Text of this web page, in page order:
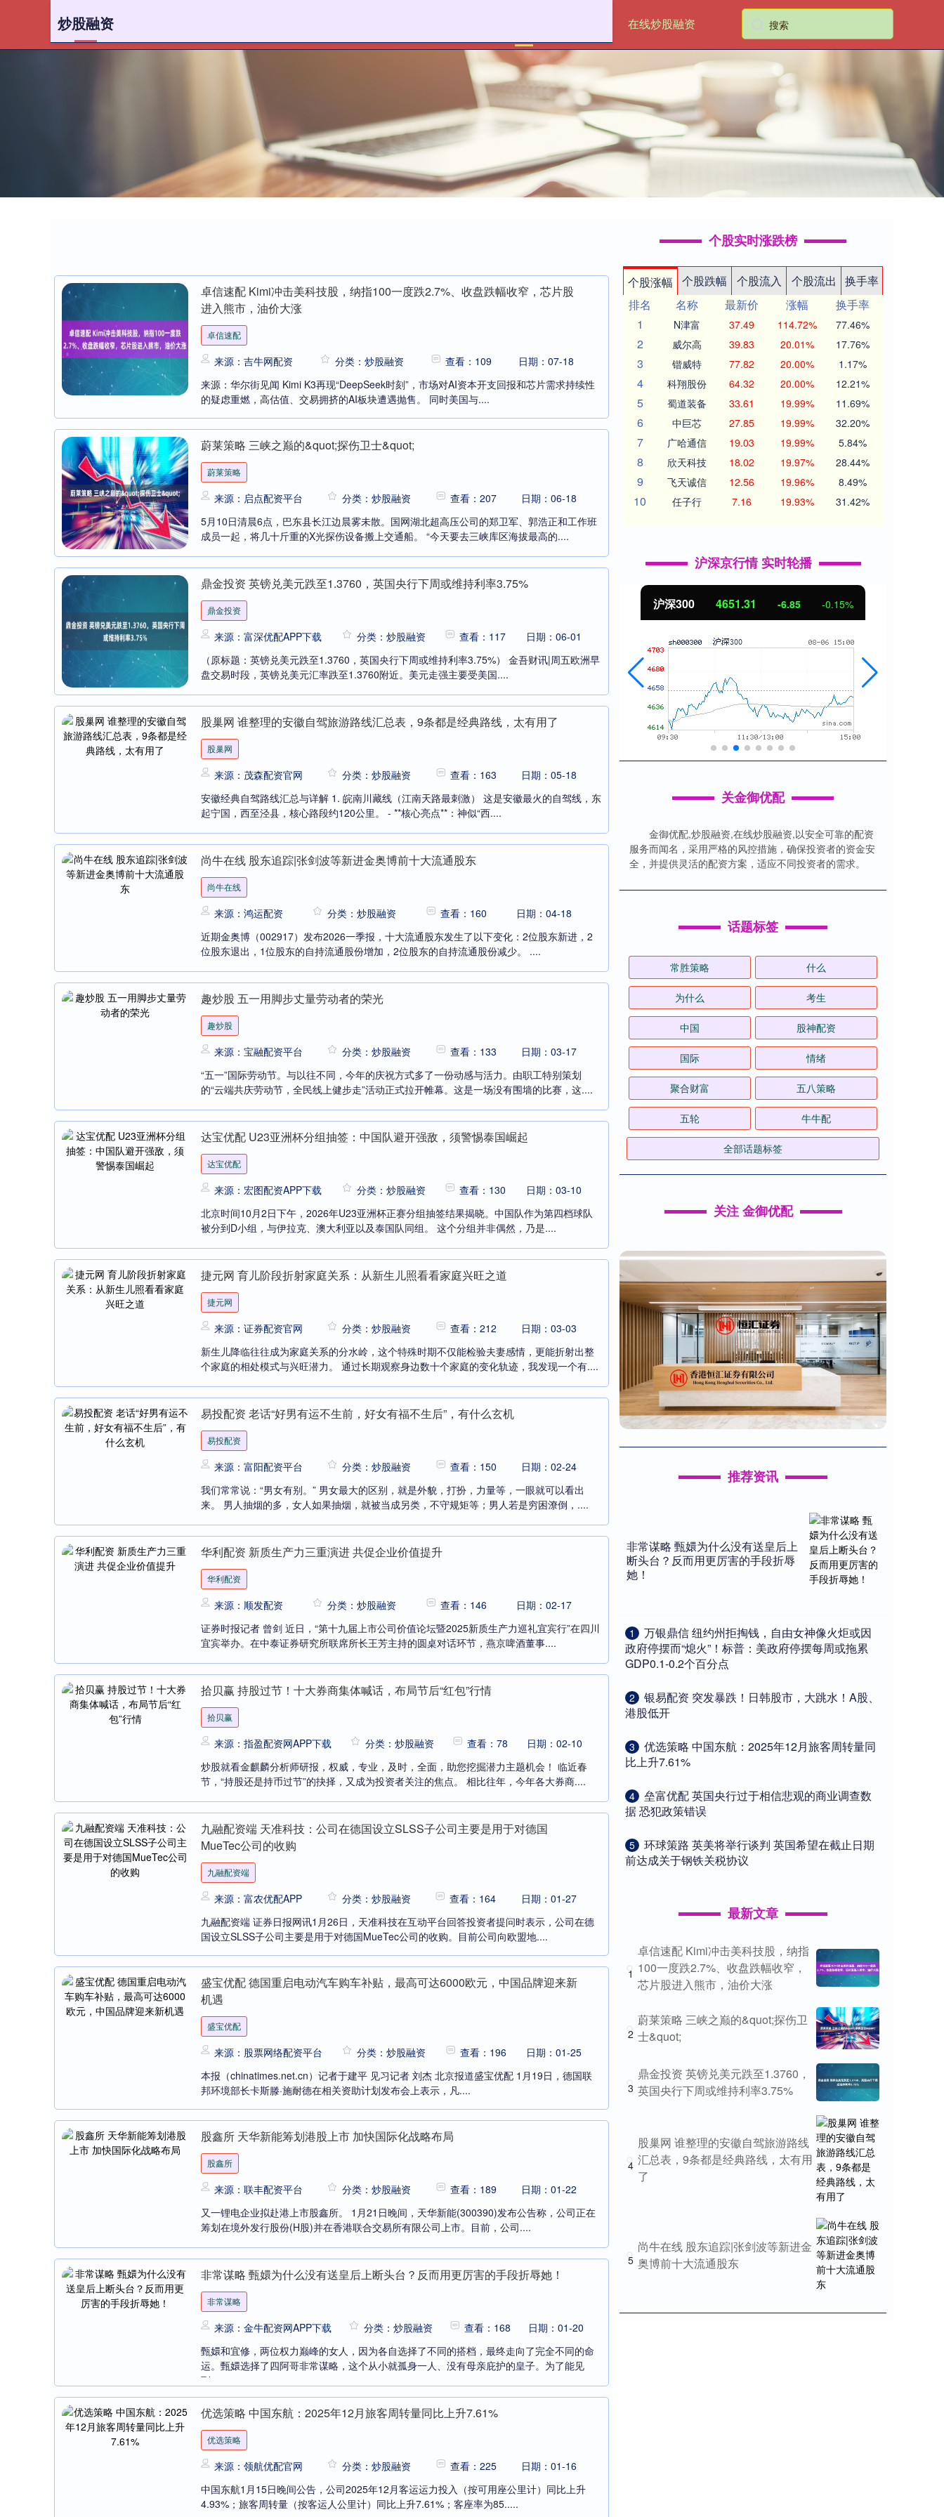
在线炒股融资
炒股融资
卓信速配 Kimi冲击美科技股，纳指100一度跌2.7%、收盘跌幅收窄，芯片股
进入熊市，油价大涨
卓信速配
来源：吉牛网配资 分类：炒股融资 查看：109
日期：07-18
来源：华尔街见闻 Kimi K3再现“DeepSeek时刻”，市场对AI资本开支回报和芯片需求持续性
的疑虑重燃，高估值、交易拥挤的AI板块遭遇抛售。 同时美国与....
蔚莱策略 三峡之巅的&quot;探伤卫士&quot;
蔚莱策略
来源：启点配资平台 分类：炒股融资 查看：207
日期：06-18
5月10日清晨6点，巴东县长江边晨雾未散。国网湖北超高压公司的郑卫军、郭浩正和工作班
成员一起，将几十斤重的X光探伤设备搬上交通船。 “今天要去三峡库区海拔最高的....
鼎金投资 英镑兑美元跌至1.3760，英国央行下周或维持利率3.75%
鼎金投资
来源：富深优配APP下载 分类：炒股融资 查看：117
日期：06-01
（原标题：英镑兑美元跌至1.3760，英国央行下周或维持利率3.75%） 金吾财讯|周五欧洲早
盘交易时段，英镑兑美元汇率跌至1.3760附近。美元走强主要受美国....
股巢网 谁整理的安徽自驾旅游路线汇总表，9条都是经典路线，太有用了
股巢网
来源：茂森配资官网 分类：炒股融资 查看：163
日期：05-18
安徽经典自驾路线汇总与详解 1. 皖南川藏线（江南天路最刺激） 这是安徽最火的自驾线，东
起宁国，西至泾县，核心路段约120公里。 - **核心亮点**：神似“西....
尚牛在线 股东追踪|张剑波等新进金奥博前十大流通股东
尚牛在线
来源：鸿运配资 分类：炒股融资 查看：160
日期：04-18
近期金奥博（002917）发布2026一季报，十大流通股东发生了以下变化：2位股东新进，2
位股东退出，1位股东的自持流通股份增加，2位股东的自持流通股份减少。 ....
趣炒股 五一用脚步丈量劳动者的荣光
趣炒股
来源：宝融配资平台 分类：炒股融资 查看：133
日期：03-17
“五一”国际劳动节。与以往不同，今年的庆祝方式多了一份动感与活力。由职工特别策划
的“云端共庆劳动节，全民线上健步走”活动正式拉开帷幕。这是一场没有围墙的比赛，这....
达宝优配 U23亚洲杯分组抽签：中国队避开强敌，须警惕泰国崛起
达宝优配
来源：宏图配资APP下载 分类：炒股融资 查看：130
日期：03-10
北京时间10月2日下午，2026年U23亚洲杯正赛分组抽签结果揭晓。中国队作为第四档球队
被分到D小组，与伊拉克、澳大利亚以及泰国队同组。 这个分组并非偶然，乃是....
捷元网 育儿阶段折射家庭关系：从新生儿照看看家庭兴旺之道
捷元网
来源：证券配资官网 分类：炒股融资 查看：212
日期：03-03
新生儿降临往往成为家庭关系的分水岭，这个特殊时期不仅能检验夫妻感情，更能折射出整
个家庭的相处模式与兴旺潜力。 通过长期观察身边数十个家庭的变化轨迹，我发现一个有....
易投配资 老话“好男有运不生前，好女有福不生后”，有什么玄机
易投配资
来源：富阳配资平台 分类：炒股融资 查看：150
日期：02-24
我们常常说：“男女有别。” 男女最大的区别，就是外貌，打扮，力量等，一眼就可以看出
来。 男人抽烟的多，女人如果抽烟，就被当成另类，不守规矩等；男人若是穷困潦倒，....
华利配资 新质生产力三重演进 共促企业价值提升
华利配资
来源：顺发配资 分类：炒股融资 查看：146
日期：02-17
证券时报记者 曾剑 近日，“第十九届上市公司价值论坛暨2025新质生产力巡礼宜宾行”在四川
宜宾举办。在中泰证券研究所联席所长王芳主持的圆桌对话环节，燕京啤酒董事....
拾贝赢 持股过节！十大券商集体喊话，布局节后“红包”行情
拾贝赢
来源：指盈配资网APP下载 分类：炒股融资 查看：78
日期：02-10
炒股就看金麒麟分析师研报，权威，专业，及时，全面，助您挖掘潜力主题机会！ 临近春
节，“持股还是持币过节”的抉择，又成为投资者关注的焦点。 相比往年，今年各大券商....
九融配资端 天准科技：公司在德国设立SLSS子公司主要是用于对德国
MueTec公司的收购
九融配资端
来源：富农优配APP 分类：炒股融资 查看：164
日期：01-27
九融配资端 证券日报网讯1月26日，天准科技在互动平台回答投资者提问时表示，公司在德
国设立SLSS子公司主要是用于对德国MueTec公司的收购。目前公司向欧盟地....
盛宝优配 德国重启电动汽车购车补贴，最高可达6000欧元，中国品牌迎来新
机遇
盛宝优配
来源：股票网络配资平台 分类：炒股融资 查看：196
日期：01-25
本报（chinatimes.net.cn）记者于建平 见习记者 刘杰 北京报道盛宝优配 1月19日，德国联
邦环境部长卡斯滕·施耐德在相关资助计划发布会上表示，凡....
股鑫所 天华新能筹划港股上市 加快国际化战略布局
股鑫所
来源：联丰配资平台 分类：炒股融资 查看：189
日期：01-22
又一锂电企业拟赴港上市股鑫所。 1月21日晚间，天华新能(300390)发布公告称，公司正在
筹划在境外发行股份(H股)并在香港联合交易所有限公司上市。目前，公司....
非常谋略 甄嬛为什么没有送皇后上断头台？反而用更厉害的手段折辱她！
非常谋略
来源：金牛配资网APP下载 分类：炒股融资 查看：168
日期：01-20
甄嬛和宜修，两位权力巅峰的女人，因为各自选择了不同的搭档，最终走向了完全不同的命
运。甄嬛选择了四阿哥非常谋略，这个从小就孤身一人、没有母亲庇护的皇子。为了能见
到....
优选策略 中国东航：2025年12月旅客周转量同比上升7.61%
优选策略
来源：领航优配官网 分类：炒股融资 查看：225
日期：01-16
中国东航1月15日晚间公告，公司2025年12月客运运力投入（按可用座公里计）同比上升
4.93%；旅客周转量（按客运人公里计）同比上升7.61%；客座率为85.....
个股实时涨跌榜
个股涨幅 个股跌幅 个股流入 个股流出
换手率
排名
名称 最新价 涨幅
换手率
1
N津富 37.49 114.72% 77.46%
2 威尔高 39.83 20.01% 17.76%
3 锴威特 77.82 20.00% 1.17%
4 科翔股份 64.32 20.00% 12.21%
5 蜀道装备 33.61 19.99% 11.69%
6 中巨芯 27.85 19.99% 32.20%
7 广哈通信 19.03 19.99% 5.84%
8 欣天科技 18.02 19.97% 28.44%
9 飞天诚信 12.56 19.96% 8.49%
10 任子行 7.16 19.93% 31.42%
沪深京行情 实时轮播
深证成指 14110.12 -34.08 北证50 1122.88 3.42 0.30%
关金御优配
金御优配,炒股融资,在线炒股融资,以安全可靠的配资
服务而闻名，采用严格的风控措施，确保投资者的资金安
全，并提供灵活的配资方案，适应不同投资者的需求。
话题标签
常胜策略 什么
为什么 考生
中国 股神配资
国际 情绪
聚合财富 五八策略
五轮 牛牛配
全部话题标签
关注 金御优配
推荐资讯
非常谋略 甄嬛为什么没有送皇后上
断头台？反而用更厉害的手段折辱
她！
1
​万银鼎信 纽约州拒掏钱，自由女神像火炬或因
政府停摆而“熄火”！标普：美政府停摆每周或拖累
GDP0.1-0.2个百分点
2
​银易配资 突发暴跌！日韩股市，大跳水！A股、
港股低开
3
​优选策略 中国东航：2025年12月旅客周转量同
比上升7.61%
4
​垒富优配 英国央行过于相信悲观的商业调查数
据 恐犯政策错误
5
​环球策路 英美将举行谈判 英国希望在截止日期
前达成关于钢铁关税协议
最新文章
1
卓信速配 Kimi冲击美科技股，纳指
100一度跌2.7%、收盘跌幅收窄，
芯片股进入熊市，油价大涨
2
蔚莱策略 三峡之巅的&quot;探伤卫
士&quot;
3
鼎金投资 英镑兑美元跌至1.3760，
英国央行下周或维持利率3.75%
4
股巢网 谁整理的安徽自驾旅游路线
汇总表，9条都是经典路线，太有用
了
5
尚牛在线 股东追踪|张剑波等新进金
奥博前十大流通股东